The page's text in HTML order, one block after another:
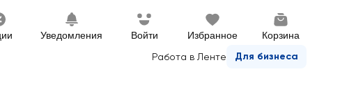
Уведомления Войти Избранное Корзина
Работа в Ленте Для бизнеса